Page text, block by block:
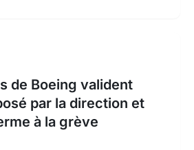
de Boeing valident
par la direction et
à la grève